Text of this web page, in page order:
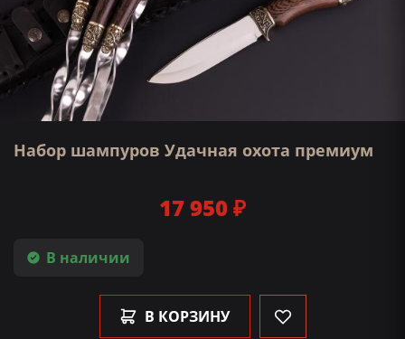
Набор шампуров Удачная охота премиум
В наличии
17 950 ₽
В КОРЗИНУ